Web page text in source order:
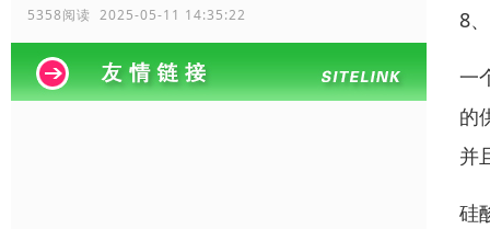
5358阅读 2025-05-11 14:35:22 8
一
的
并
硅